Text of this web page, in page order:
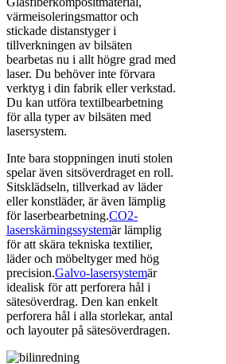
värmeisoleringsmattor och
stickade distanstyger i
tillverkningen av bilsäten
bearbetas nu i allt högre grad med
laser. Du behöver inte förvara
verktyg i din fabrik eller verkstad.
Du kan utföra textilbearbetning
för alla typer av bilsäten med
lasersystem.
Inte bara stoppningen inuti stolen
spelar även sitsöverdraget en roll.
Sitsklädseln, tillverkad av läder
eller konstläder, är även lämplig
för laserbearbetning.CO2-
laserskärningssystemär lämplig
för att skära tekniska textilier,
läder och möbeltyger med hög
precision.Galvo-lasersystemär
idealisk för att perforera hål i
sätesöverdrag. Den kan enkelt
perforera hål i alla storlekar, antal
och layouter på sätesöverdragen.